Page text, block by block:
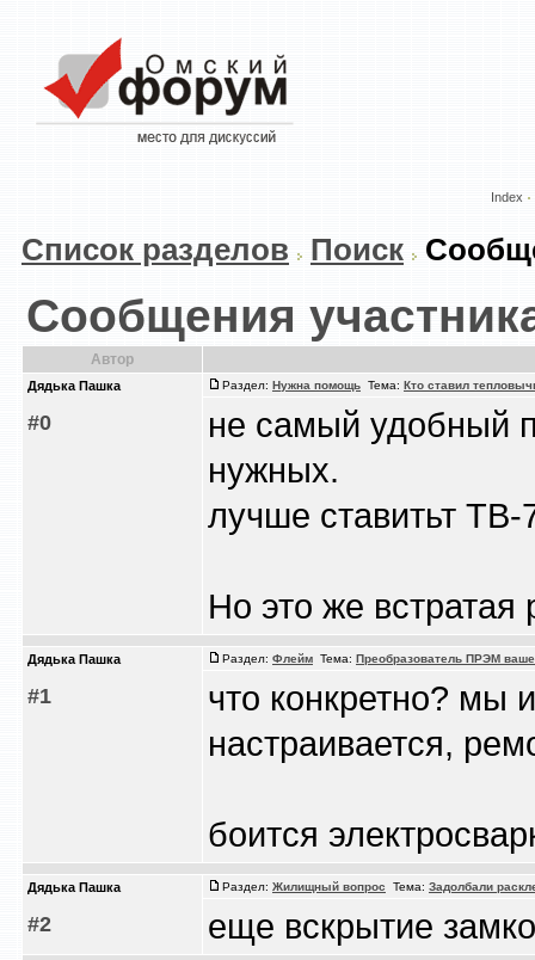
Index
Список разделов Поиск
Сообщения
Автор
Дядька Пашка
#0
Раздел: Нужна помощь Тема: Кто ставил
не самый удобный
нужных.
лучше ставитьт
Но это же встратая
Дядька Пашка
#1
Раздел: Флейм Тема: Преобразователь ПРЭМ
что конкретно? мы
настраивается,
боится
Дядька Пашка
#2
Раздел: Жилищный вопрос Тема: Задолбали
еще вскрытие